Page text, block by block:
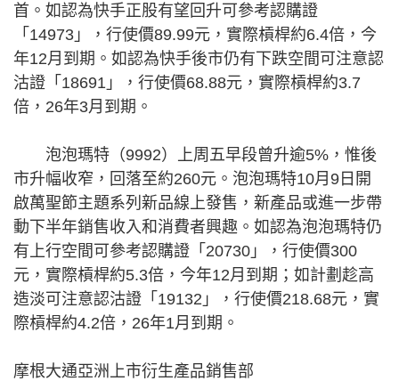
首。如認為快手正股有望回升可參考認購證
「14973」，行使價89.99元，實際槓桿約6.4倍，今
年12月到期。如認為快手後市仍有下跌空間可注意認
沽證「18691」，行使價68.88元，實際槓桿約3.7
倍，26年3月到期。
泡泡瑪特（9992）上周五早段曾升逾5%，惟後
市升幅收窄，回落至約260元。泡泡瑪特10月9日開
啟萬聖節主題系列新品線上發售，新產品或進一步帶
動下半年銷售收入和消費者興趣。如認為泡泡瑪特仍
有上行空間可參考認購證「20730」，行使價300
元，實際槓桿約5.3倍，今年12月到期；如計劃趁高
造淡可注意認沽證「19132」，行使價218.68元，實
際槓桿約4.2倍，26年1月到期。
摩根大通亞洲上市衍生產品銷售部